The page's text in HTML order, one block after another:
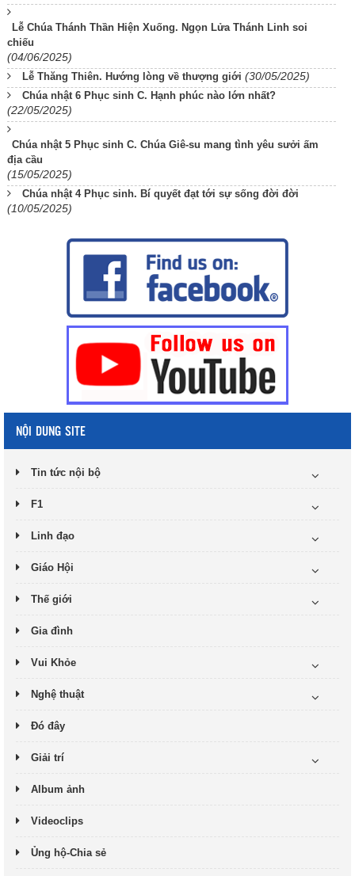
Lễ Chúa Thánh Thần Hiện Xuống. Ngọn Lửa Thánh Linh soi
chiếu
(04/06/2025)
Lễ Thăng Thiên. Hướng lòng về thượng giới (30/05/2025)
Chúa nhật 6 Phục sinh C. Hạnh phúc nào lớn nhất?
(22/05/2025)
Chúa nhật 5 Phục sinh C. Chúa Giê-su mang tình yêu sưởi ấm
địa cầu
(15/05/2025)
Chúa nhật 4 Phục sinh. Bí quyết đạt tới sự sống đời đời
(10/05/2025)
NỘI DUNG SITE
Tin tức nội bộ
F1
Linh đạo
Giáo Hội
Thế giới
Gia đình
Vui Khỏe
Nghệ thuật
Đó đây
Giải trí
Album ảnh
Videoclips
Ủng hộ-Chia sẻ